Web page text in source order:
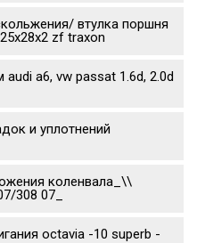
втулка поршня
zf traxon
a6, vw passat 1.6d, 2.0d
и уплотнений
коленвала_\\
308 07_
octavia -10 superb -